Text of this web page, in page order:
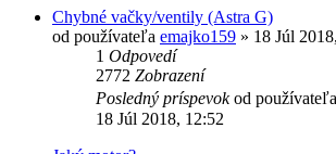
Chybné vačky/ventily (Astra G)
od používateľa emajko159 » 18 Júl
1 Odpovedí
2772 Zobrazení
Posledný príspevokod používateľa
18 Júl 2018, 12:52